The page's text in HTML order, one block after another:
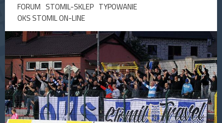
FORUM STOMIL-SKLEP TYPOWANIE
OKS STOMIL ON-LINE